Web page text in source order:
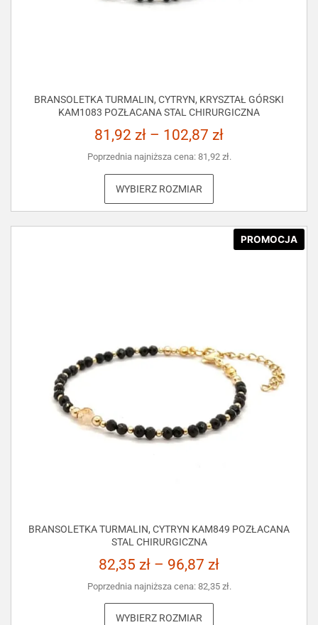
BRANSOLETKA TURMALIN, CYTRYN, KRYSZTAŁ GÓRSKI
KAM1083 POZŁACANA STAL CHIRURGICZNA
81,92 zł – 102,87 zł
Poprzednia najniższa cena: 81,92 zł.
WYBIERZ ROZMIAR
PROMOCJA
BRANSOLETKA TURMALIN, CYTRYN KAM849 POZŁACANA
STAL CHIRURGICZNA
82,35 zł – 96,87 zł
Poprzednia najniższa cena: 82,35 zł.
WYBIERZ ROZMIAR